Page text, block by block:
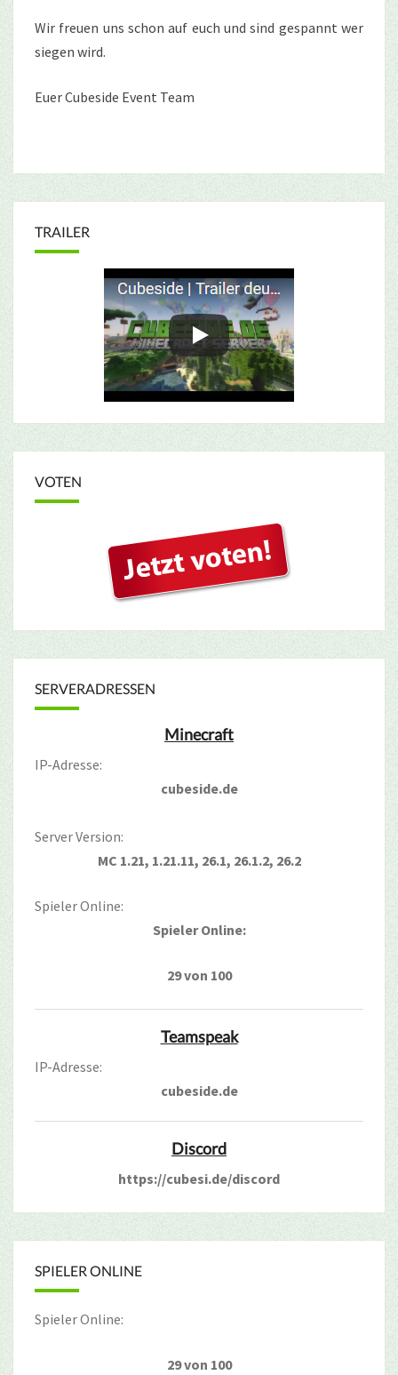
Wir freuen uns schon auf euch und sind gespannt wer
siegen wird.
Euer Cubeside Event Team
TRAILER
VOTEN
SERVERADRESSEN
Minecraft
IP-Adresse:
cubeside.de
Server Version:
MC 1.21, 1.21.11, 26.1, 26.1.2, 26.2
Spieler Online:
Spieler Online:
29 von 100
Teamspeak
IP-Adresse:
cubeside.de
Discord
https://cubesi.de/discord
SPIELER ONLINE
Spieler Online:
29 von 100